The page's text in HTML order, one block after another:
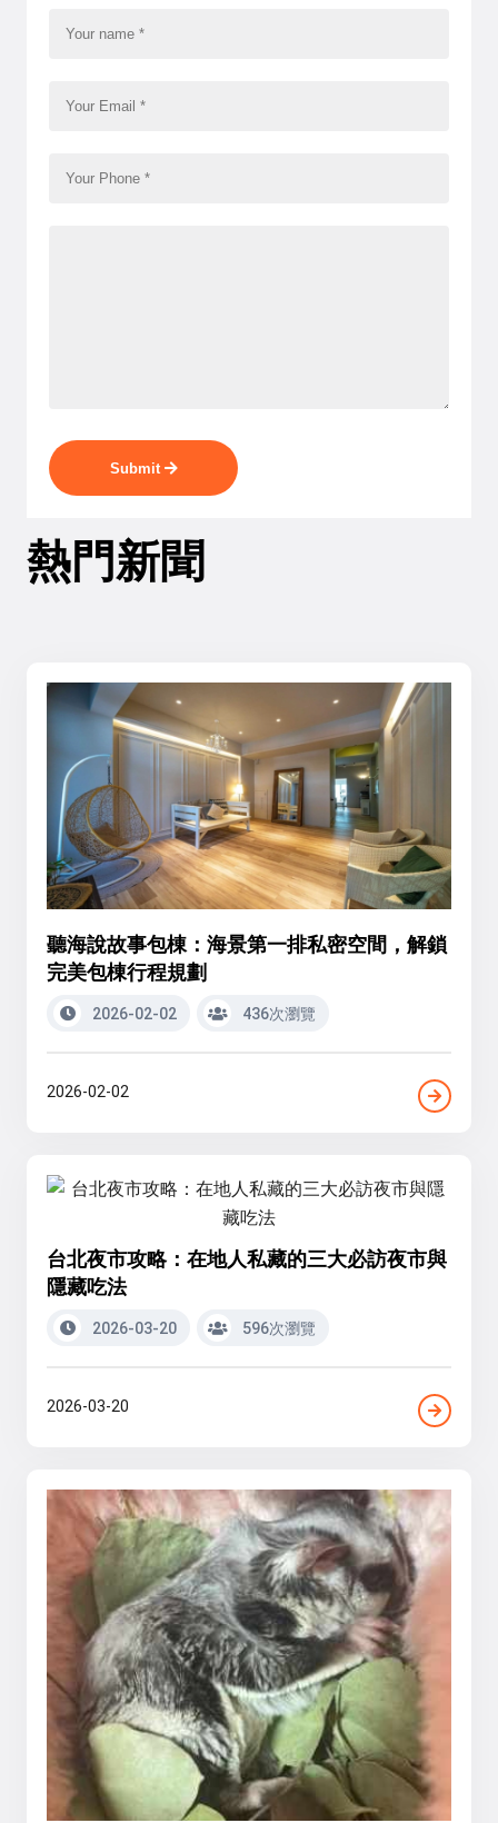
Submit
熱門新聞
聽海說故事包棟：海景第一排私密空間，解鎖
完美包棟行程規劃
2026-02-02 436次瀏覽
2026-02-02
台北夜市攻略：在地人私藏的三大必訪夜市與
隱藏吃法
2026-03-20 596次瀏覽
2026-03-20